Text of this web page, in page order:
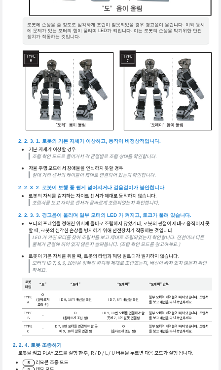
로봇에 손상을 줄 정도로 심각하게 조립이 잘못되었을 경우 경고음이 울립니다. 이와 동시
에 문제가 있는 모터의 힘이 풀리며 LED가 켜집니다. 이는 로봇의 손상을 막기위한 안전
장치가 작동하는 것입니다.
로봇의 기본 자세가 이상하고, 동작이 비정상적입니다.
기본 자세가 이상할 경우
조립 확인 모드로 들어가서 각 관절별로 조립 상태를 확인합니다.
자율 주행 모드에서 장애물을 인식하지 못할 경우
절대 거리 센서의 케이블이 제대로 연결되어 있는지 확인합니다.
로봇이 보행 중 쉽게 넘어지거나 걸음걸이가 불안합니다.
로봇의 자세를 감지하는 자이로 센서가 제대로 동작하지 않습니다.
조립서를 보고 자이로 센서가 올바르게 조립되었는지 확인합니다.
경고음이 울리며 일부 모터의 LED 가 켜지고, 토크가 풀려 있습니다.
모터의 프레임을 정해진 위치에 올바로 조립하지 않았거나, 로봇의 관절이 제대로 움직이지 못
할 때, 로봇의 심각한 손상을 방지하기 위해 안전장치가 작동하는 것입니다.
LED 가 켜진 모터를 찾아 조립서를 보고 제대로 조립되었는지 확인합니다. 전선이나 다른
물체가 관절에 끼어 있지 않은지 살펴봅니다. (조립 확인 모드를 참고하세요.)
로봇이 기본 자세를 취할 때, 로봇의 타입과 해당 멜로디가 일치하지 않습니다.
모터의 ID 7, 8, 9, 10번을 정해진 위치에 제대로 조립했는지, 배선이 빠져 있지 않은지 확인
하세요.
로봇
타입
“도” “도레” “도레미” “도레미” 반복
TYPE
A
O
(올바르게
조립 됨)
ID 9, 10의 배선을 확인 ID 7, 8의 배선을 확인
일부 모터의 케이블이 빠져 있습니다. 조립서
를 보고 배선을 다시 확인하세요.
TYPE
B
-
O
(올바르게 조립 됨)
ID 9, 10번 모터를 연결해야 할
곳에 7, 8이 잘못 연결됨
일부 모터의 케이블이 빠져 있습니다. 조립서
를 보고 배선을 다시 확인하세요.
TYPE
C
-
ID 7, 8번 모터를 연결해야 할 곳
에 9, 10이 잘못 연결 됨
O
(올바르게 조립 됨)
일부 모터의 케이블이 빠져 있습니다. 조립서
를 보고 배선을 다시 확인하세요.
로봇 조종하기
로봇을 켜고 PLAY 모드를 실행 한 후, R / D / L / U 버튼을 누르면 다음 모드가 실행 됩니다.
R 리모콘 조종 모드